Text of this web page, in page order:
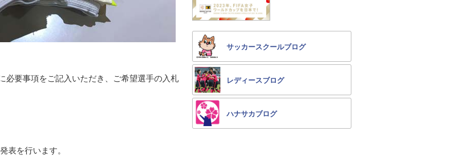
必要事項をご記入いただき、ご希望選手の入札
表を行います。
サッカースクールブログ
レディースブログ
ハナサカブログ